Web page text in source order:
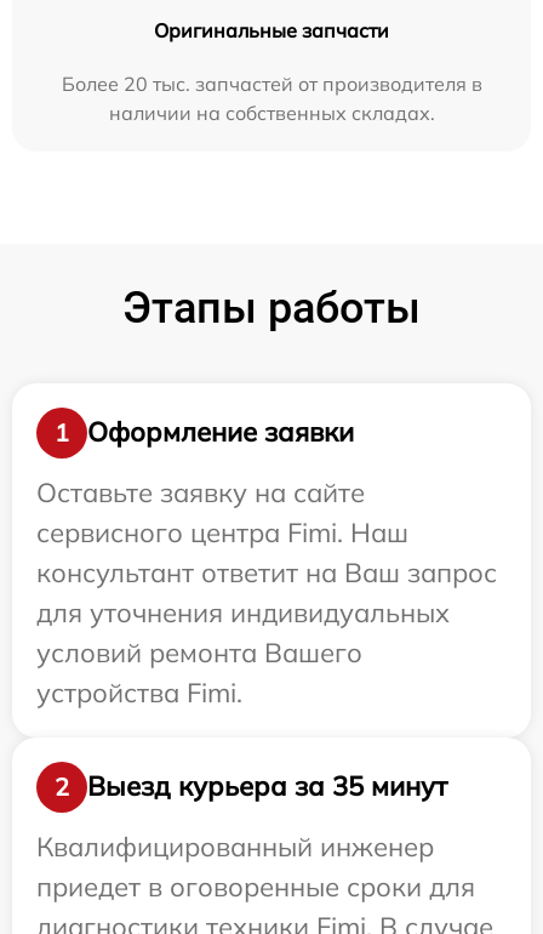
Оригинальные запчасти
Более 20 тыс. запчастей от производителя в
наличии на собственных складах.
Этапы работы
1
Оформление заявки
Оставьте заявку на сайте
сервисного центра Fimi. Наш
консультант ответит на Ваш запрос
для уточнения индивидуальных
условий ремонта Вашего
устройства Fimi.
2
Выезд курьера за 35 минут
Квалифицированный инженер
приедет в оговоренные сроки для
диагностики техники Fimi. В случае